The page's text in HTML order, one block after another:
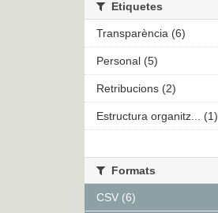
Etiquetes
Transparència (6)
Personal (5)
Retribucions (2)
Estructura organitz... (1)
Formats
CSV (6)